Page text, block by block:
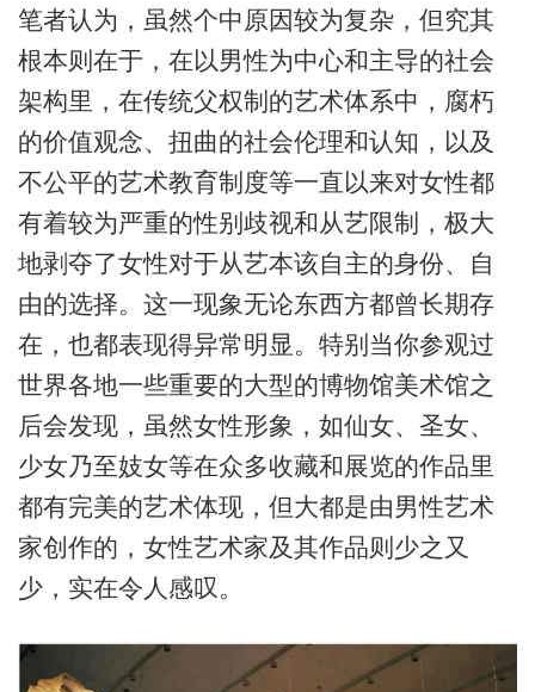
笔者认为，虽然个中原因较为复杂，但究其
根本则在于，在以男性为中心和主导的社会
架构里，在传统父权制的艺术体系中，腐朽
的价值观念、扭曲的社会伦理和认知，以及
不公平的艺术教育制度等一直以来对女性都
有着较为严重的性别歧视和从艺限制，极大
地剥夺了女性对于从艺本该自主的身份、自
由的选择。这一现象无论东西方都曾长期存
在，也都表现得异常明显。特别当你参观过
世界各地一些重要的大型的博物馆美术馆之
后会发现，虽然女性形象，如仙女、圣女、
少女乃至妓女等在众多收藏和展览的作品里
都有完美的艺术体现，但大都是由男性艺术
家创作的，女性艺术家及其作品则少之又
少，实在令人感叹。